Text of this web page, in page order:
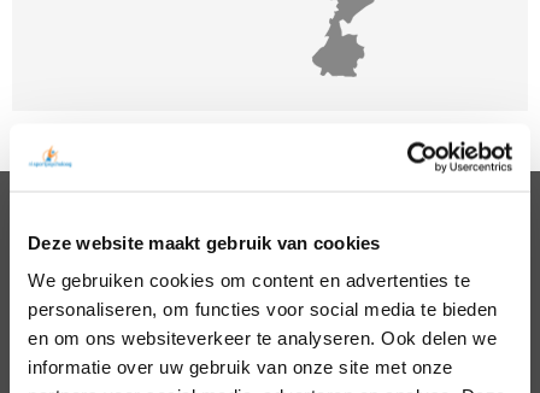
Deze website maakt gebruik van cookies
We gebruiken cookies om content en advertenties te
personaliseren, om functies voor social media te bieden
en om ons websiteverkeer te analyseren. Ook delen we
informatie over uw gebruik van onze site met onze
PSYCHOLOGEN
Noord Holland
Zuid Holland
Noord Brabant
Gelderland
Utrecht
Hillegom
Den Bosch
Eindhoven
Den Haag
Leiden